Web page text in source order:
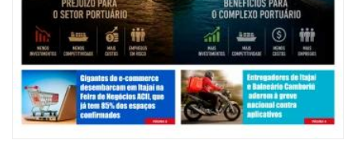
09/08/2026 | 07:00
Exposição revela a jornada de um pai diante da transição da filha em